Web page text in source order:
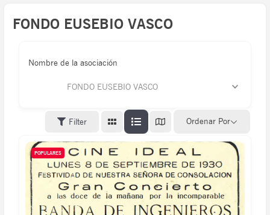
FONDO EUSEBIO VASCO
Nombre de la asociación
FONDO EUSEBIO VASCO
Filter Ordenar Por
POPULARES